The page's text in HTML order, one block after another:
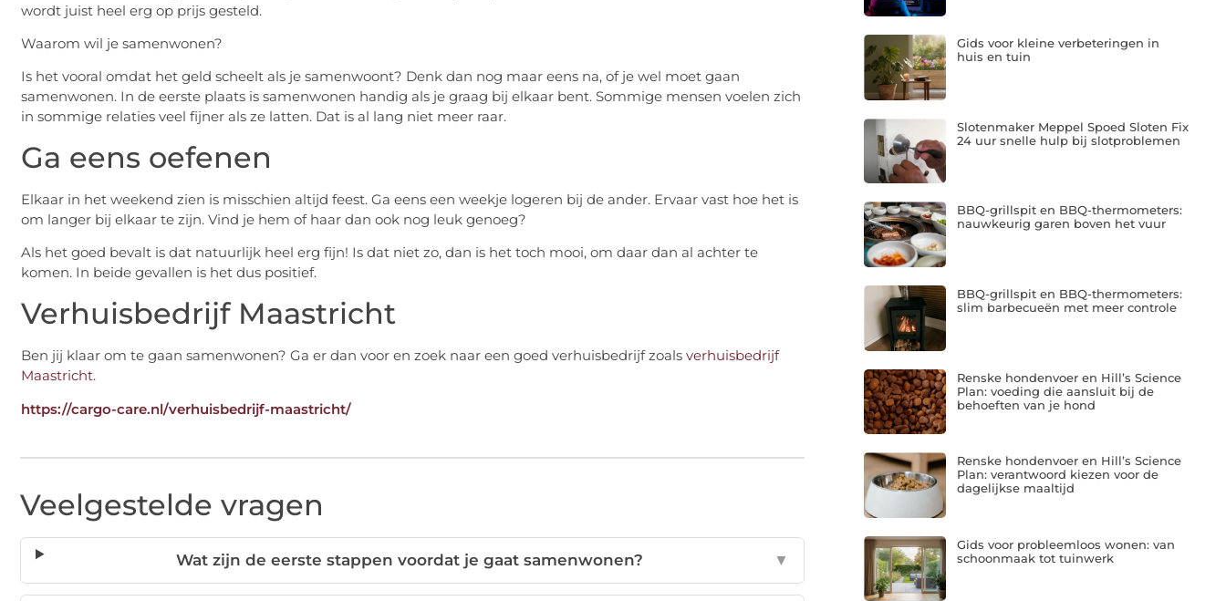
wordt juist heel erg op prijs gesteld.
Waarom wil je samenwonen?
Is het vooral omdat het geld scheelt als je samenwoont? Denk dan nog maar eens na, of je wel moet gaan
samenwonen. In de eerste plaats is samenwonen handig als je graag bij elkaar bent. Sommige mensen voelen zich
in sommige relaties veel fijner als ze latten. Dat is al lang niet meer raar.
Ga eens oefenen
Elkaar in het weekend zien is misschien altijd feest. Ga eens een weekje logeren bij de ander. Ervaar vast hoe het is
om langer bij elkaar te zijn. Vind je hem of haar dan ook nog leuk genoeg?
Als het goed bevalt is dat natuurlijk heel erg fijn! Is dat niet zo, dan is het toch mooi, om daar dan al achter te
komen. In beide gevallen is het dus positief.
Verhuisbedrijf Maastricht
Ben jij klaar om te gaan samenwonen? Ga er dan voor en zoek naar een goed verhuisbedrijf zoals verhuisbedrijf
Maastricht.
https://cargo-care.nl/verhuisbedrijf-maastricht/
Veelgestelde vragen
Wat zijn de eerste stappen voordat je gaat samenwonen? ▼
Gids voor kleine verbeteringen in
huis en tuin
Slotenmaker Meppel Spoed Sloten Fix
24 uur snelle hulp bij slotproblemen
BBQ-grillspit en BBQ-thermometers:
nauwkeurig garen boven het vuur
BBQ-grillspit en BBQ-thermometers:
slim barbecueën met meer controle
Renske hondenvoer en Hill’s Science
Plan: voeding die aansluit bij de
behoeften van je hond
Renske hondenvoer en Hill’s Science
Plan: verantwoord kiezen voor de
dagelijkse maaltijd
Gids voor probleemloos wonen: van
schoonmaak tot tuinwerk